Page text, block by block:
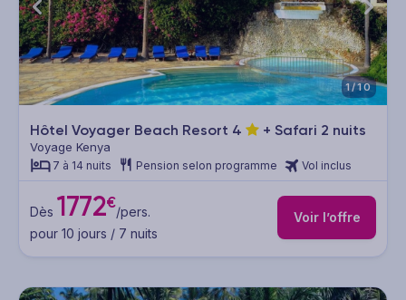
1/10
Hôtel Voyager Beach Resort 4 + Safari 2 nuits
Voyage Kenya
7 à 14 nuits Pension selon programme Vol inclus
Dès 1772€/pers.
pour 10 jours / 7 nuits
Voir l’offre